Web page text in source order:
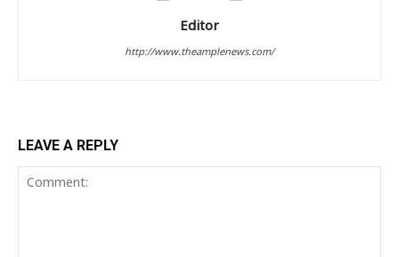
Editor
http://www.theamplenews.com/
LEAVE A REPLY